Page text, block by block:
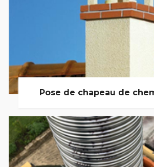
Pose de chapeau de